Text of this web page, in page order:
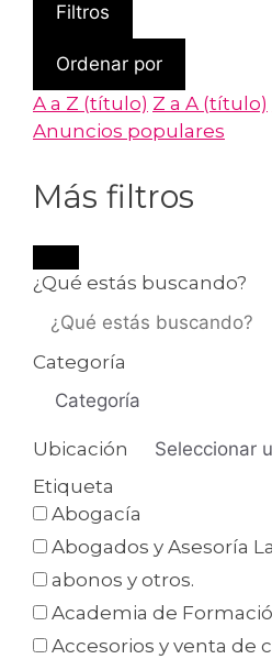
Filtros
Ordenar por
A a Z (título) Z a A (título)
Anuncios populares
Más filtros
¿Qué estás buscando?
Categoría
Ubicación
Etiqueta
Abogacía
Abogados y Asesoría
abonos y otros.
Academia de
Accesorios y venta de